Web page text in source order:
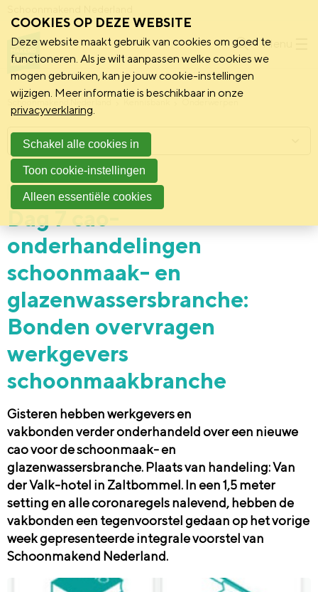
Menu
Schoonmakend Nederland
Nieuws 30 november 2021
Dag 7 cao-
onderhandelingen
schoonmaak- en
glazenwassersbranche:
Bonden overvragen
werkgevers
schoonmaakbranche
Gisteren hebben werkgevers en
vakbonden verder onderhandeld over een nieuwe
cao voor de schoonmaak- en
glazenwassersbranche. Plaats van handeling: Van
der Valk-hotel in Zaltbommel. In een 1,5 meter
setting en alle coronaregels nalevend, hebben de
vakbonden een tegenvoorstel gedaan op het vorige
week gepresenteerde integrale voorstel van
Schoonmakend Nederland.
Menu
COOKIES OP DEZE WEBSITE
Deze website maakt gebruik van cookies om goed te
functioneren. Als je wilt aanpassen welke cookies we
mogen gebruiken, kan je jouw cookie-instellingen
wijzigen. Meer informatie is beschikbaar in onze
privacyverklaring.
Schakel alle cookies in
Toon cookie-instellingen
Alleen essentiële cookies